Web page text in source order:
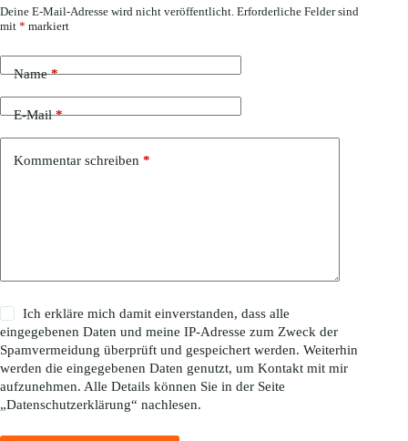
Deine E-Mail-Adresse wird nicht veröffentlicht. Erforderliche Felder sind
mit * markiert
Name*
E-Mail*
Kommentar schreiben *
Ich erkläre mich damit einverstanden, dass alle
eingegebenen Daten und meine IP-Adresse zum Zweck der
Spamvermeidung überprüft und gespeichert werden. Weiterhin
werden die eingegebenen Daten genutzt, um Kontakt mit mir
aufzunehmen. Alle Details können Sie in der Seite
„Datenschutzerklärung“ nachlesen.